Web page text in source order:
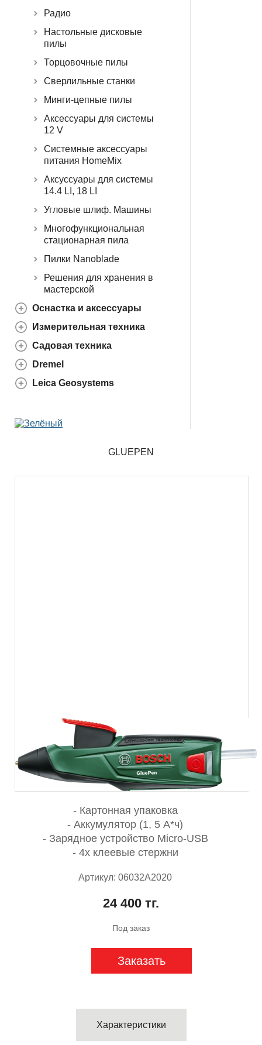
Радио
Настольные дисковые
пилы
Торцовочные пилы
Сверлильные станки
Минги-цепные пилы
Аксессуары для системы
12 V
Системные аксессуары
питания HomeMix
Аксуссуары для системы
14.4 LI, 18 LI
Угловые шлиф. Машины
Многофункциональная
стационарная пила
Пилки Nanoblade
Решения для хранения в
мастерской
Оснастка и аксессуары
Измерительная техника
Садовая техника
Dremel
Leica Geosystems
GLUEPEN
- Картонная упаковка
- Аккумулятор (1, 5 А*ч)
- Зарядное устройство Micro-USB
- 4x клеевые стержни
Артикул: 06032A2020
24 400 тг.
Под заказ
Заказать
Характеристики